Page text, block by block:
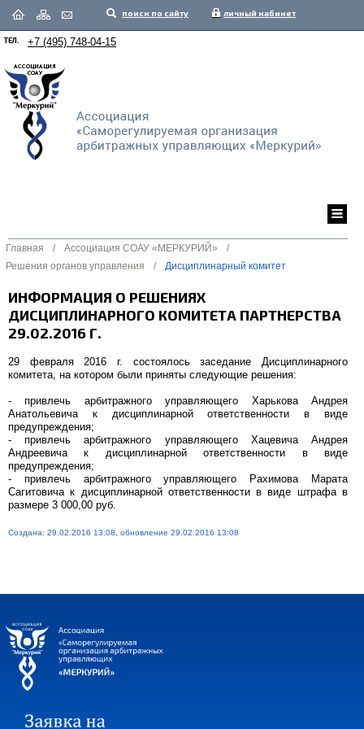
поиск по сайту личный кабинет
ТЕЛ. +7 (495) 748-04-15
Главная / Ассоциация СОАУ «МЕРКУРИЙ»
/
Решения органов управления
/ Дисциплинарный комитет
ИНФОРМАЦИЯ О РЕШЕНИЯХ
ДИСЦИПЛИНАРНОГО КОМИТЕТА ПАРТНЕРСТВА
29.02.2016 Г.
29 февраля 2016 г. состоялось заседание Дисциплинарного
комитета, на котором были приняты следующие решения:
- привлечь арбитражного управляющего Харькова Андрея
Анатольевича к дисциплинарной ответственности в виде
предупреждения;
- привлечь арбитражного управляющего Хацевича Андрея
Андреевича к дисциплинарной ответственности в виде
предупреждения;
- привлечь арбитражного управляющего Рахимова Марата
Сагитовича к дисциплинарной ответственности в виде штрафа в
размере 3 000,00 руб.
Создана: 29.02.2016 13:08, обновление 29.02.2016 13:08